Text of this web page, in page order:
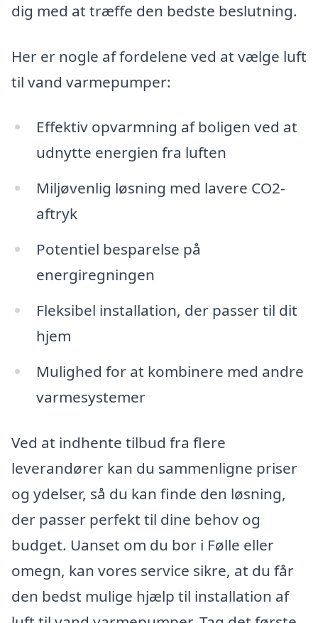
dig med at træffe den bedste beslutning.
Her er nogle af fordelene ved at vælge luft
til vand varmepumper:
Effektiv opvarmning af boligen ved at
udnytte energien fra luften
Miljøvenlig løsning med lavere CO2-
aftryk
Potentiel besparelse på
energiregningen
Fleksibel installation, der passer til dit
hjem
Mulighed for at kombinere med andre
varmesystemer
Ved at indhente tilbud fra flere
leverandører kan du sammenligne priser
og ydelser, så du kan finde den løsning,
der passer perfekt til dine behov og
budget. Uanset om du bor i Følle eller
omegn, kan vores service sikre, at du får
den bedst mulige hjælp til installation af